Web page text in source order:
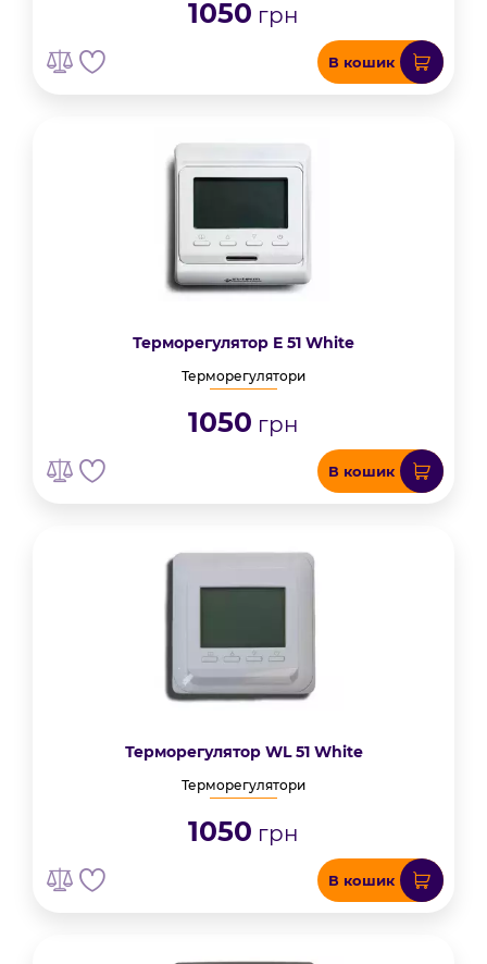
1050 грн
В кошик
Терморегулятор E 51 White
Терморегулятори
1050 грн
В кошик
Терморегулятор WL 51 White
Терморегулятори
1050 грн
В кошик